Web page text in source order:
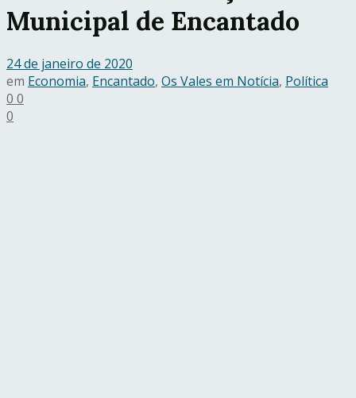
Municipal de Encantado
24 de janeiro de 2020
em Economia, Encantado, Os Vales em Notícia, Política
0 0
0